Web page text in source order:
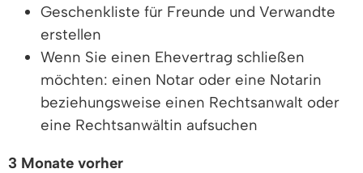
Geschenkliste für Freunde und Verwandte
erstellen
Wenn Sie einen Ehevertrag schließen
möchten: einen Notar oder eine Notarin
beziehungsweise einen Rechtsanwalt oder
eine Rechtsanwältin aufsuchen
3 Monate vorher